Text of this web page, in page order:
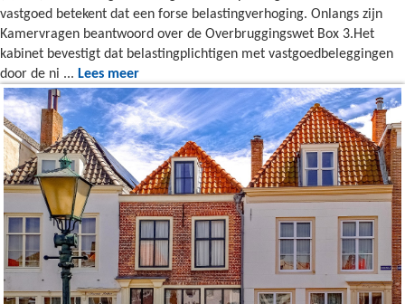
vastgoed betekent dat een forse belastingverhoging. Onlangs zijn
Kamervragen beantwoord over de Overbruggingswet Box 3.Het
kabinet bevestigt dat belastingplichtigen met vastgoedbeleggingen
door de ni ... Lees meer